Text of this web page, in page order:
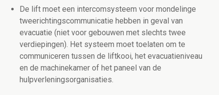
De lift moet een intercomsysteem voor mondelinge
tweerichtingscommunicatie hebben in geval van
evacuatie (niet voor gebouwen met slechts twee
verdiepingen). Het systeem moet toelaten om te
communiceren tussen de liftkooi, het evacuatieniveau
en de machinekamer of het paneel van de
hulpverleningsorganisaties.